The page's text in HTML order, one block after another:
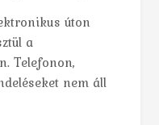
úton
a
Telefonon,
nem áll